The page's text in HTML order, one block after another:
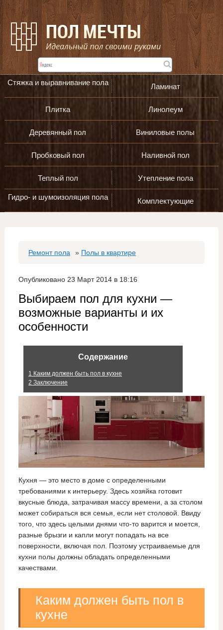
Стяжка и выравнивание пола Ламинат
Плитка Линолеум
Деревянный пол Виниловые полы
Пробковый пол Наливной пол
Теплый пол Утепление пола
Гидро- и шумоизоляция пола Комплектующие
Ремонт пола » Полы в квартире
Опубликовано 23 Март 2014 в 18:16
Выбираем пол для кухни —
возможные варианты и их
особенности
Содержание
1 Каким должен быть пол в кухне
2 Заключение
Кухня — это место в доме с определенными
требованиями к интерьеру. Здесь хозяйка готовит
вкусные блюда, затрачивая массу времени, а за столом
может собираться вся семья, если нет столовой. Ввиду
того, что здесь целыми днями что-то варится и моется,
разные брызги и капли могут попадать на все
поверхности, включая пол. Поэтому устраиваемые для
кухни полы должны обладать определенными
качествами.
Каким должен быть пол в
кухне